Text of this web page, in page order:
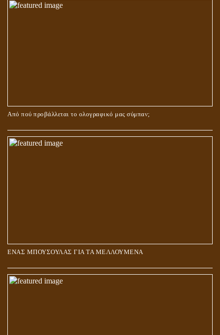
Από πού προβάλλεται το ολογραφικό μας σύμπαν;
ΕΝΑΣ ΜΠΟΥΣΟΥΛΑΣ ΓΙΑ ΤΑ ΜΕΛΛΟΥΜΕΝΑ
ΚΑΙ ΜΕ ΕΝΑΡΕΤΗ ΖΩΗ;
ΑΓΑΠΗ: ΚΑΤΑΣΤΑΣΗ Ή ΣΥΝΑΙΣΘΗΜΑ?
Η ΕΠΑΦΗ ΜΕ ΤΟ ΠΝΕΥΜΑ